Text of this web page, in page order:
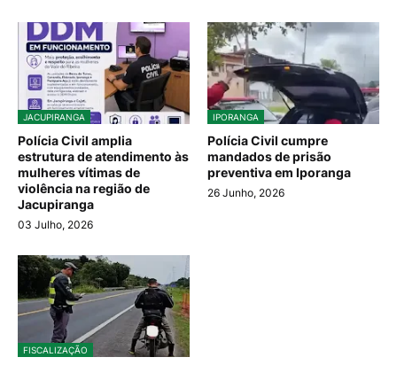
JACUPIRANGA
Polícia Civil amplia
estrutura de atendimento às
mulheres vítimas de
violência na região de
Jacupiranga
03 Julho, 2026
IPORANGA
Polícia Civil cumpre
mandados de prisão
preventiva em Iporanga
26 Junho, 2026
FISCALIZAÇÃO